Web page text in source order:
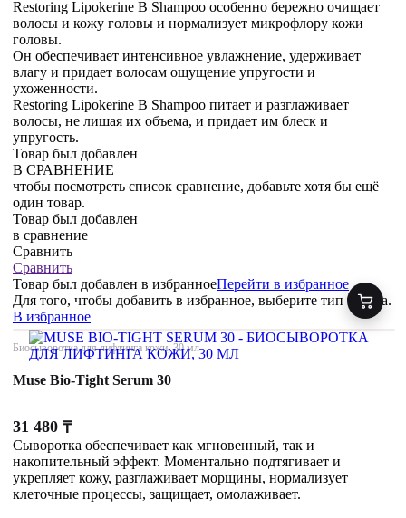
Restoring Lipokerine B Shampoo особенно бережно очищает
волосы и кожу головы и нормализует микрофлору кожи
головы.
Он обеспечивает интенсивное увлажнение, удерживает
влагу и придает волосам ощущение упругости и
ухоженности.
Restoring Lipokerine B Shampoo питает и разглаживает
волосы, не лишая их объема, и придает им блеск и
упругость.
Товар был добавлен
В СРАВНЕНИЕ
чтобы посмотреть список сравнение, добавьте хотя бы ещё
один товар.
Товар был добавлен
в сравнение
Сравнить
Сравнить
Товар был добавлен в избранноеПерейти в избранное
Для того, чтобы добавить в избранное, выберите тип товара.
В избранное
Биосыворотка для лифтинга кожи, 30 мл
Muse Bio-Tight Serum 30
31 480 ₸
Сыворотка обеспечивает как мгновенный, так и
накопительный эффект. Моментально подтягивает и
укрепляет кожу, разглаживает морщины, нормализует
клеточные процессы, защищает, омолаживает.